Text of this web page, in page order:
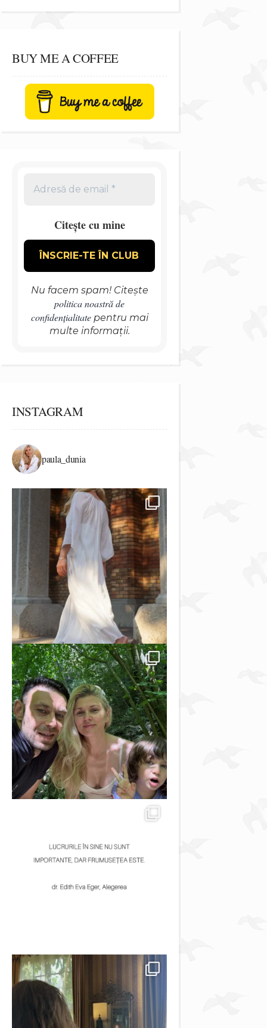
BUY ME A COFFEE
Citește cu mine
Nu facem spam! Citește
politica noastră de
confidențialitatepentru mai
multe informații.
INSTAGRAM
paula_dunia